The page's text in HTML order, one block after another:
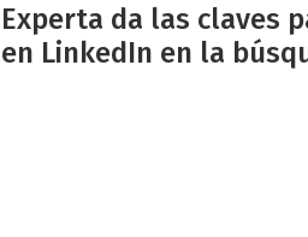
Experta da las claves
en LinkedIn en la